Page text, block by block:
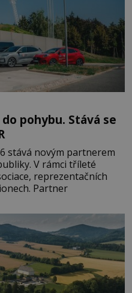
pohybu. Stává se
stává novým partnerem
V rámci tříleté
reprezentačních
Partner